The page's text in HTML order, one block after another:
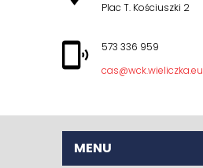
Plac T. Kościuszki 2
573 336 959
cas@wck.wieliczka.eu
MENU